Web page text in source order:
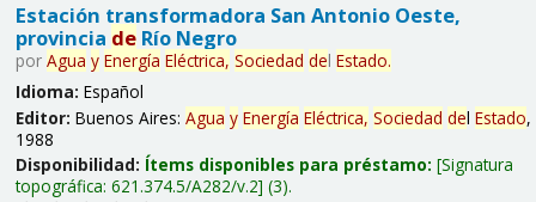
Estación transformadora San Antonio Oeste,
provincia deRío Negro
por Agua y Energía Eléctrica, Sociedad del Estado.
Idioma: Español
Editor: Buenos Aires: Agua y Energía Eléctrica, Sociedad del Estado,
1988
Disponibilidad: Ítems disponibles para préstamo: Signatura
topográfica: 621.374.5/A282/v.2 (3).